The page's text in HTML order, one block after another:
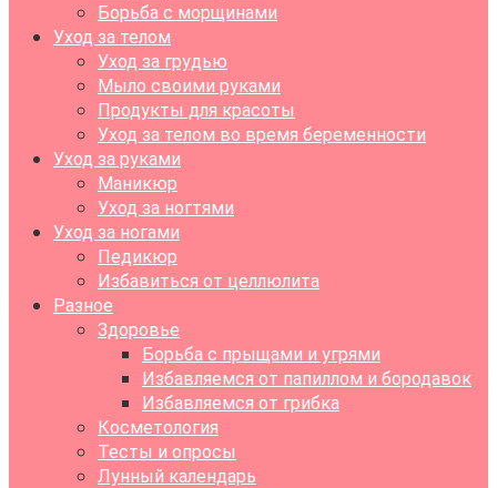
Борьба с морщинами
Уход за телом
Уход за грудью
Мыло своими руками
Продукты для красоты
Уход за телом во время беременности
Уход за руками
Маникюр
Уход за ногтями
Уход за ногами
Педикюр
Избавиться от целлюлита
Разное
Здоровье
Борьба с прыщами и угрями
Избавляемся от папиллом и бородавок
Избавляемся от грибка
Косметология
Тесты и опросы
Лунный календарь